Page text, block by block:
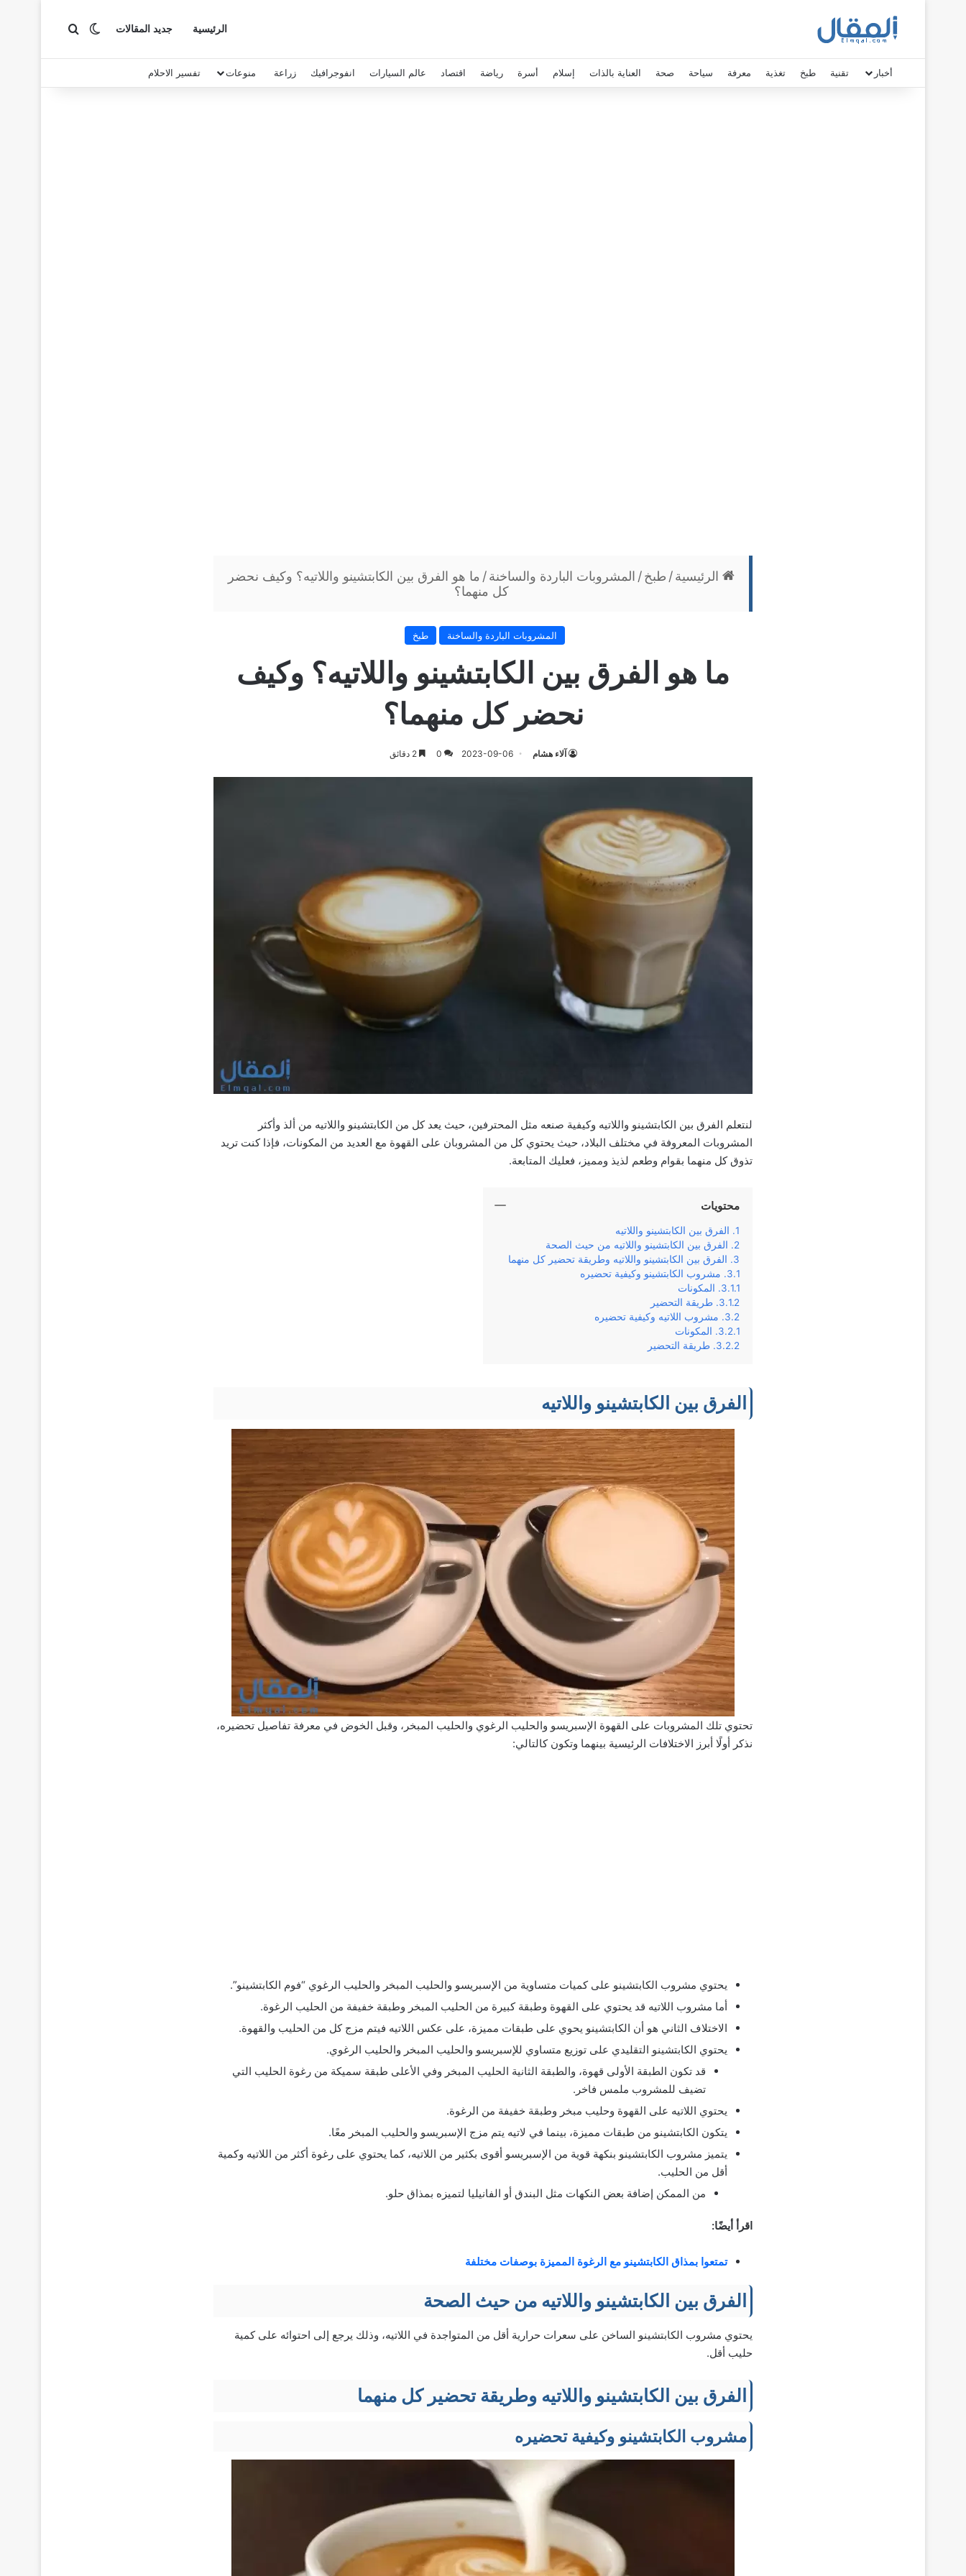
الرئيسية جديد المقالات الوضع المظلم
بحث عن
أخبار تقنية طبخ تغذية معرفة سياحة صحة العناية بالذات إسلام أسرة رياضة اقتصاد عالم السيارات انفوجرافيك زراعة منوعات تفسير الاحلام
الرئيسية/ طبخ/ المشروبات الباردة والساخنة/ ما هو الفرق بین الكابتشینو واللاتیه؟ وكيف نحضر
كل منهما؟
المشروبات الباردة والساخنة طبخ
ما هو الفرق بین الكابتشینو واللاتیه؟ وكيف
نحضر كل منهما؟
آلاء هشام 2023-09-06
0 2 دقائق
لنتعلم الفرق بین الكابتشینو واللاتیه وكيفية صنعه مثل المحترفين، حيث يعد كل من الكابتشينو واللاتيه من ألذ وأكثر
المشروبات المعروفة في مختلف البلاد، حيث يحتوي كل من المشروبان على القهوة مع العديد من المكونات، فإذا كنت تريد
تذوق كل منهما بقوام وطعم لذيذ ومميز، فعليك المتابعة.
محتويات
الفرق بین الكابتشینو واللاتیه
الفرق بین الكابتشینو واللاتیه من حيث الصحة
الفرق بین الكابتشینو واللاتیه وطريقة تحضير كل منهما
مشروب الكابتشينو وكيفية تحضيره
المكونات
طريقة التحضير
مشروب اللاتيه وكيفية تحضيره
المكونات
طريقة التحضير
الفرق بین الكابتشینو واللاتیه
تحتوي تلك المشروبات على القهوة الإسبريسو والحليب الرغوي والحليب المبخر، وقبل الخوض في معرفة تفاصيل تحضيره،
نذكر أولًا أبرز الاختلافات الرئيسية بينهما وتكون كالتالي:
يحتوي مشروب الكابتشينو على كميات متساوية من الإسبريسو والحليب المبخر والحليب الرغوي “فوم الكابتشينو”.
أما مشروب اللاتيه قد يحتوي على القهوة وطبقة كبيرة من الحليب المبخر وطبقة خفيفة من الحليب الرغوة.
الاختلاف الثاني هو أن الكابتشينو يحوي على طبقات مميزة، على عكس اللاتيه فيتم مزج كل من الحليب والقهوة.
يحتوي الكابتشينو التقليدي على توزيع متساوي للإسبريسو والحليب المبخر والحليب الرغوي.
قد تكون الطبقة الأولى قهوة، والطبقة الثانية الحليب المبخر وفي الأعلى طبقة سميكة من رغوة الحليب التي
تضيف للمشروب ملمس فاخر.
يحتوي اللاتيه على القهوة وحليب مبخر وطبقة خفيفة من الرغوة.
يتكون الكابتشينو من طبقات مميزة، بينما في لاتيه يتم مزج الإسبريسو والحليب المبخر معًا.
يتميز مشروب الكابتشينو بنكهة قوية من الإسبريسو أقوى بكثير من اللاتيه، كما يحتوي على رغوة أكثر من اللاتيه وكمية
أقل من الحليب.
من الممكن إضافة بعض النكهات مثل البندق أو الفانيليا لتميزه بمذاق حلو.
اقرأ أيضًا:
تمتعوا بمذاق الكابتشينو مع الرغوة المميزة بوصفات مختلفة
الفرق بین الكابتشینو واللاتیه من حيث الصحة
يحتوي مشروب الكابتشينو الساخن على سعرات حرارية أقل من المتواجدة في اللاتيه، وذلك يرجع إلى احتوائه على كمية
حليب أقل.
الفرق بین الكابتشینو واللاتیه وطريقة تحضير كل منهما
مشروب الكابتشينو وكيفية تحضيره